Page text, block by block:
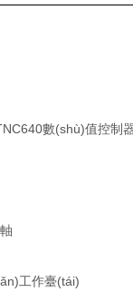
數(shù)值控制
工作臺(tái)